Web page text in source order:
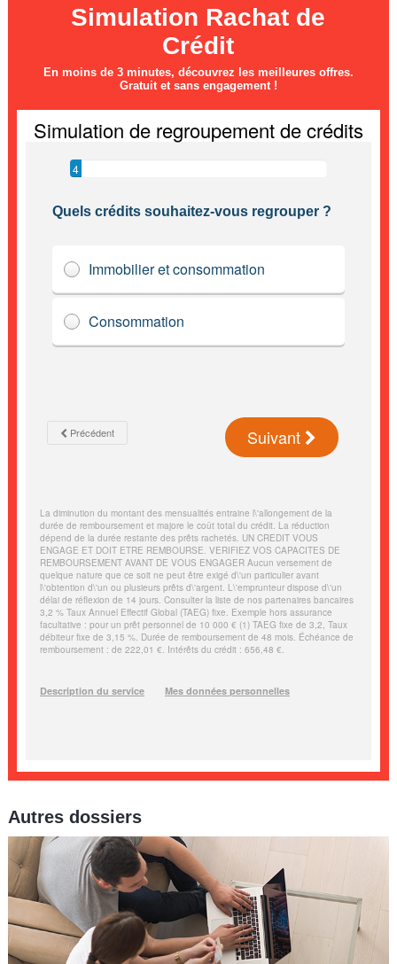
Simulation Rachat de
Crédit
En moins de 3 minutes, découvrez les meilleures offres.
Gratuit et sans engagement !
Autres dossiers